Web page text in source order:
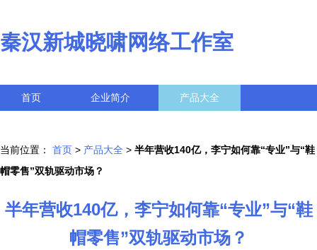
秦汉新城晓啸网络工作室
首页 企业简介 产品大全
当前位置： 首页 > 产品大全 > 半年营收140亿，李宁如何靠“专业”与“鞋
帽零售”双轨驱动市场？
半年营收140亿，李宁如何靠“专业”与“鞋
帽零售”双轨驱动市场？